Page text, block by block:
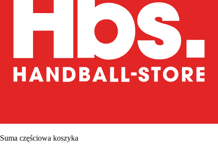
Suma częściowa koszyka